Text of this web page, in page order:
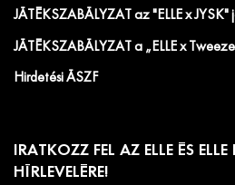
JÁTÉKSZABÁLYZAT az "ELLE x
JÁTÉKSZABÁLYZAT a „ELLE x
Hirdetési ÁSZF
IRATKOZZ FEL AZ ELLE ÉS
HÍRLEVELÉRE!